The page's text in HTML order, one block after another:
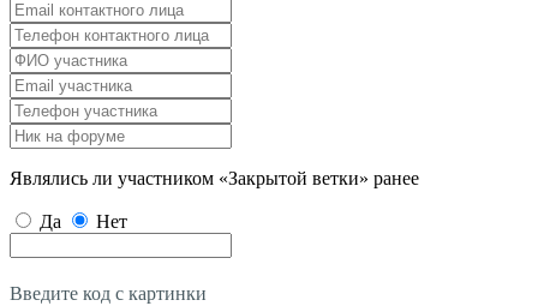
Являлись ли участником «Закрытой ветки» ранее
Да Нет
Введите код с картинки